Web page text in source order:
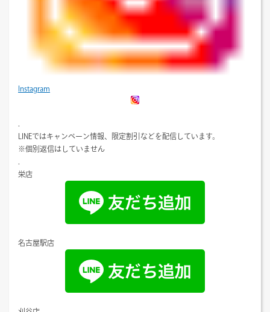
Instagram
LINEではキャンペーン情報、限定割引などを配信しています。
※個別返信はしていません
栄店
名古屋駅店